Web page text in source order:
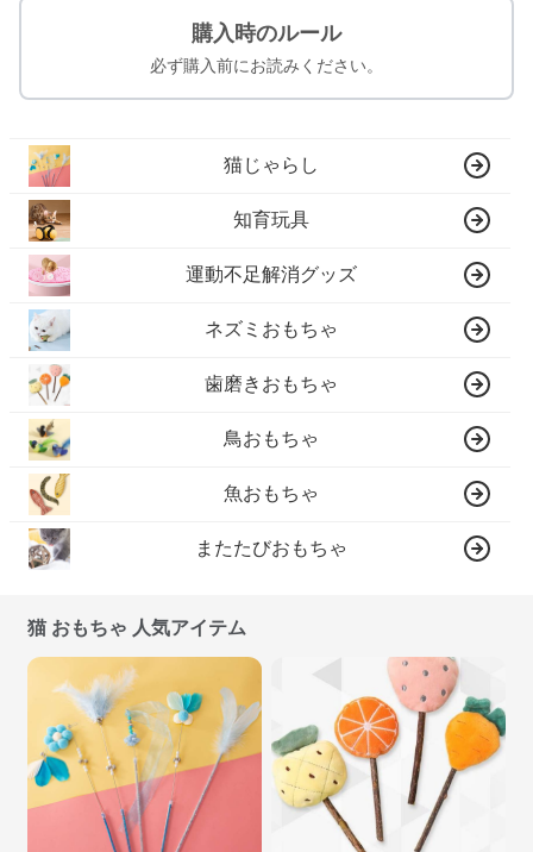
購入時のルール
必ず購入前にお読みください。
猫じゃらし
知育玩具
運動不足解消グッズ
ネズミおもちゃ
歯磨きおもちゃ
鳥おもちゃ
魚おもちゃ
またたびおもちゃ
猫 おもちゃ 人気アイテム